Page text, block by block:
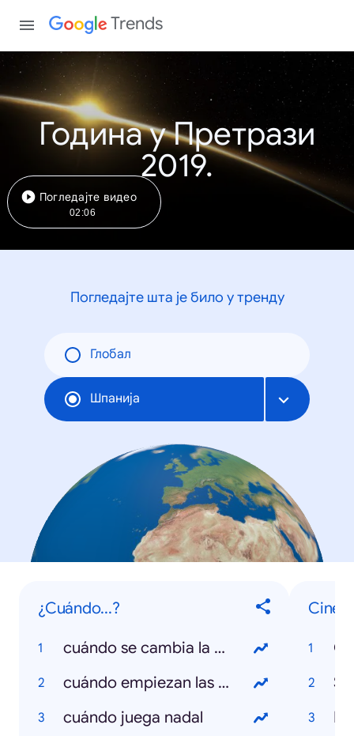
Trends
Година у Претрази
2019.
Погледајте видео
02:06
Погледајте шта је било у тренду
Глобал
Шпанија
¿Cuándo...?
cuándo se cambia la hora
cuándo empiezan las rebajas
cuándo juega nadal
Cine,